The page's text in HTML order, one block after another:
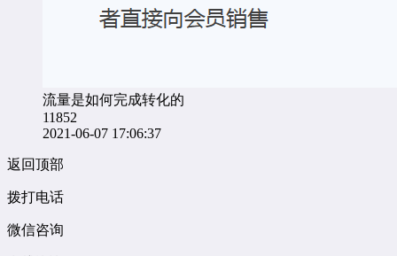
流量是如何完成转化的
11852
2021-06-07 17:06:37
返回顶部
拨打电话
微信咨询